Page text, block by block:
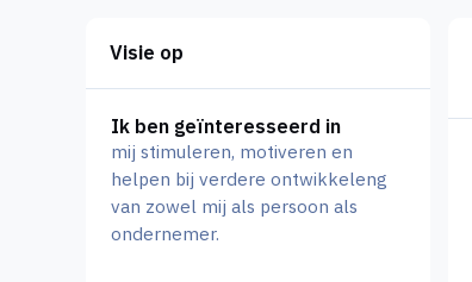
Visie op
Ik ben geïnteresseerd in
mij stimuleren, motiveren en
helpen bij verdere ontwikkeleng
van zowel mij als persoon als
ondernemer.